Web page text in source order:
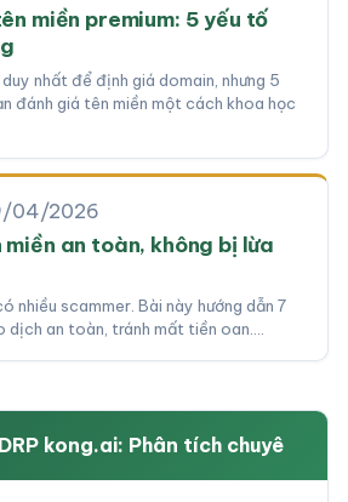
miền premium: 5 yếu tố
nhất để định giá domain, nhưng 5
đánh giá tên miền một cách khoa học
04/2026
an toàn, không bị lừa
nhiều scammer. Bài này hướng dẫn 7
dịch an toàn, tránh mất tiền oan.…
kong.ai: Phân tích chuyê